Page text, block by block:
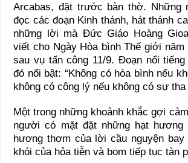
Arcabas, đặt trước bàn thờ. Những
đọc các đoạn Kinh thánh, hát thánh
những lời mà Đức Giáo Hoàng
viết cho Ngày Hòa bình Thế giới năm
sau vụ tấn công 11/9. Đoạn nổi
đó nổi bật: “Không có hòa bình nếu
không có công lý nếu không có sự tha
Một trong những khoảnh khắc gợi
người có mặt đặt những hạt hương
hương thơm của lời cầu nguyện
khói của hỏa tiễn và bom tiếp tục tàn